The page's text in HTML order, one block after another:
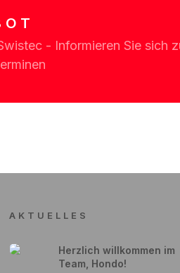
- Informieren Sie sich
AKTUELLES
Herzlich willkommen im
Team, Hondo!